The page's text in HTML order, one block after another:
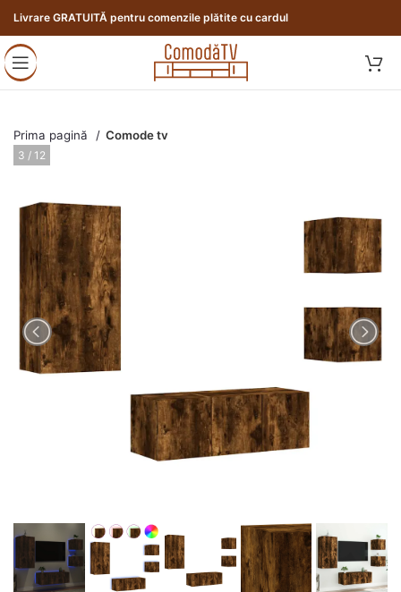
Livrare GRATUITĂ pentru comenzile plătite cu cardul
Prima pagină Comode tv
4 / 12